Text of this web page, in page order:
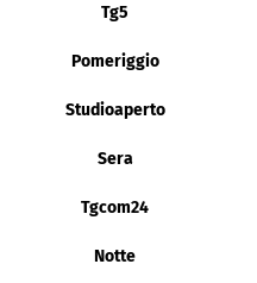
Tg5
Pomeriggio
Studioaperto
Sera
Tgcom24
Notte